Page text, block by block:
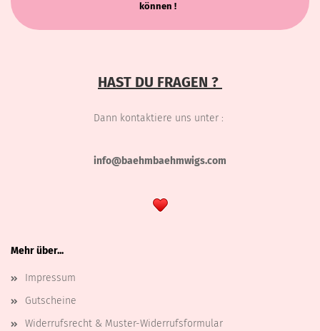
können !
HAST DU FRAGEN ?
Dann kontaktiere uns unter :
info@baehmbaehmwigs.com
Mehr über...
Impressum
Gutscheine
Widerrufsrecht & Muster-Widerrufsformular